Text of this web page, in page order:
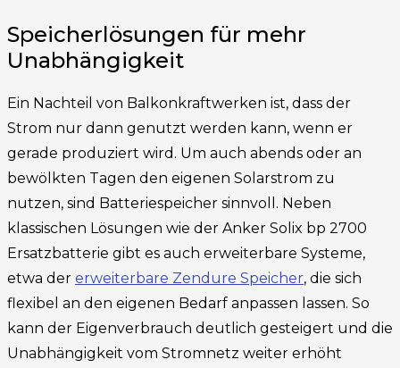
Speicherlösungen für mehr
Unabhängigkeit
Ein Nachteil von Balkonkraftwerken ist, dass der
Strom nur dann genutzt werden kann, wenn er
gerade produziert wird. Um auch abends oder an
bewölkten Tagen den eigenen Solarstrom zu
nutzen, sind Batteriespeicher sinnvoll. Neben
klassischen Lösungen wie der Anker Solix bp 2700
Ersatzbatterie gibt es auch erweiterbare Systeme,
etwa der erweiterbare Zendure Speicher, die sich
flexibel an den eigenen Bedarf anpassen lassen. So
kann der Eigenverbrauch deutlich gesteigert und die
Unabhängigkeit vom Stromnetz weiter erhöht